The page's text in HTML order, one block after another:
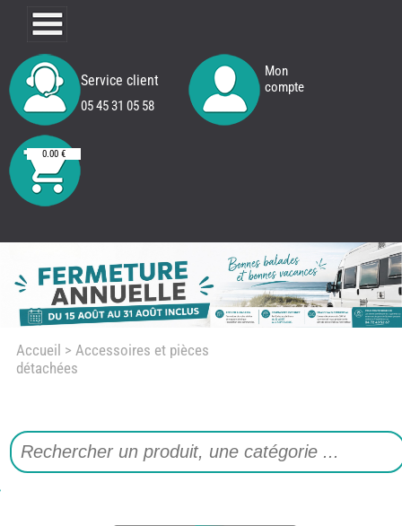
Service client
05 45 31 05 58
Mon
compte
0.00 €
Accueil > Accessoires et pièces
détachées